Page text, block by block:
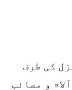
کی طرف
و مصائب